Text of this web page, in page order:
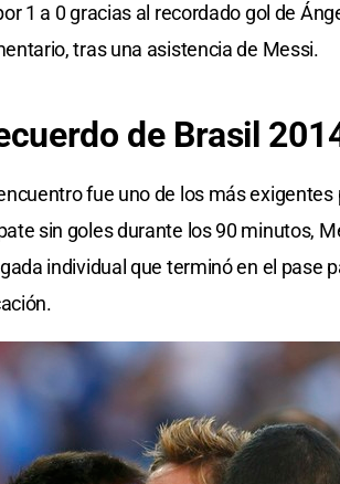
1 a 0 gracias al recordado gol de
tras una asistencia de Messi.
de Brasil
fue uno de los más
sin goles durante los 90 minutos,
individual que terminó en el pase